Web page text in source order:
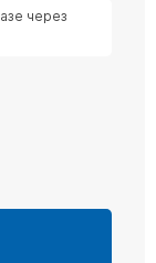
через